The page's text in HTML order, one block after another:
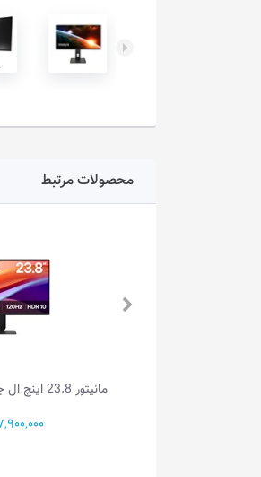
محصولات مرتبط
مانیتور 21.5 اینچ ال جی مدل 22U401A-B
15,000,000